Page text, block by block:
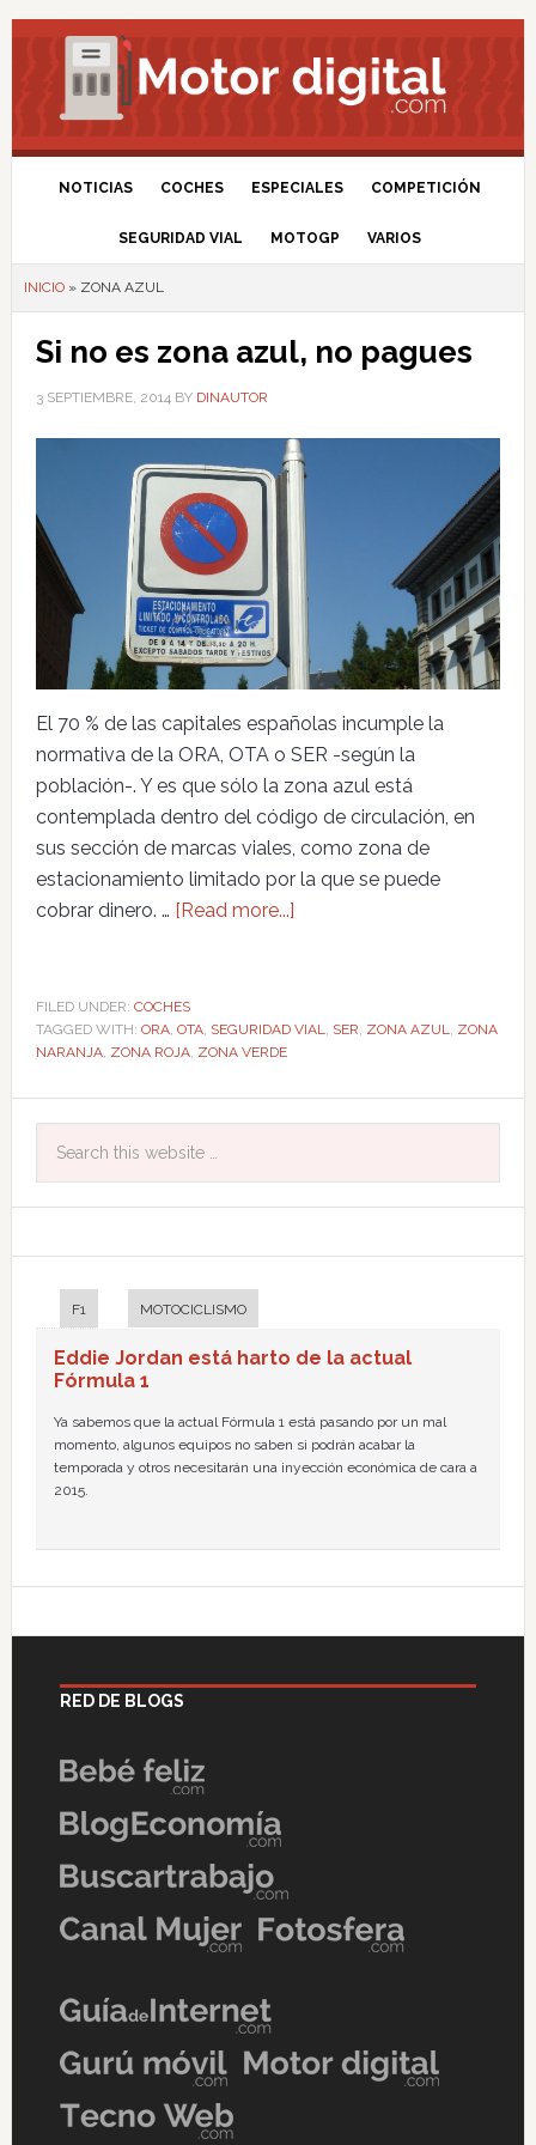
NOTICIAS COCHES ESPECIALES COMPETICIÓN
SEGURIDAD VIAL MOTOGP VARIOS
INICIO» ZONA AZUL
Si no es zona azul, no pagues
3 SEPTIEMBRE, 2014BY DINAUTOR
El 70 % de las capitales españolas incumple la
normativa de la ORA, OTA o SER -según la
población-. Y es que sólo la zona azul está
contemplada dentro del código de circulación, en
sus sección de marcas viales, como zona de
estacionamiento limitado por la que se puede
cobrar dinero. … [Read more...]
FILED UNDER: COCHES
TAGGED WITH: ORA, OTA, SEGURIDAD VIAL SER ZONA AZUL
ZONA
NARANJA, ZONA ROJA, ZONA VERDE
F1 MOTOCICLISMO
Eddie Jordan está harto de la actual
Fórmula 1
Ya sabemos que la actual Fórmula 1 está pasando por un mal
momento, algunos equipos no saben si podrán acabar la
temporada y otros necesitarán una inyección económica de cara a
2015.
RED DE BLOGS